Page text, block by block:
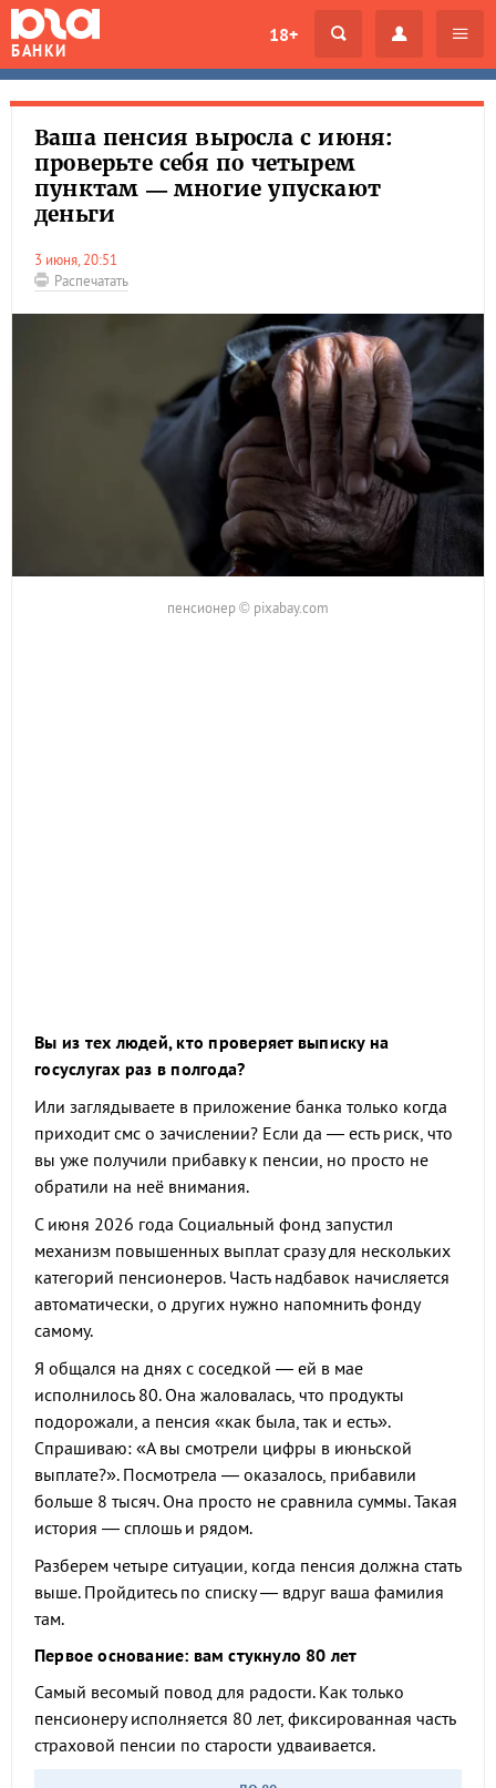
БАНКИ
18+
Ваша пенсия выросла с июня:
проверьте себя по четырем
пунктам — многие упускают
деньги
3 июня, 20:51
Распечатать
пенсионер © pixabay.com
Вы из тех людей, кто проверяет выписку на
госуслугах раз в полгода?
Или заглядываете в приложение банка только когда
приходит смс о зачислении? Если да — есть риск, что
вы уже получили прибавку к пенсии, но просто не
обратили на неё внимания.
С июня 2026 года Социальный фонд запустил
механизм повышенных выплат сразу для нескольких
категорий пенсионеров. Часть надбавок начисляется
автоматически, о других нужно напомнить фонду
самому.
Я общался на днях с соседкой — ей в мае
исполнилось 80. Она жаловалась, что продукты
подорожали, а пенсия «как была, так и есть».
Спрашиваю: «А вы смотрели цифры в июньской
выплате?». Посмотрела — оказалось, прибавили
больше 8 тысяч. Она просто не сравнила суммы. Такая
история — сплошь и рядом.
Разберем четыре ситуации, когда пенсия должна стать
выше. Пройдитесь по списку — вдруг ваша фамилия
там.
Первое основание: вам стукнуло 80 лет
Самый весомый повод для радости. Как только
пенсионеру исполняется 80 лет, фиксированная часть
страховой пенсии по старости удваивается.